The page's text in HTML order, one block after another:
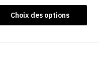
produit
Choix des options
Ce
produit